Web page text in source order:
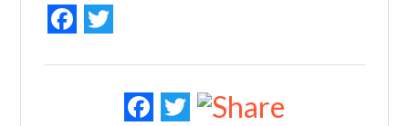
F
e
it
te
F T